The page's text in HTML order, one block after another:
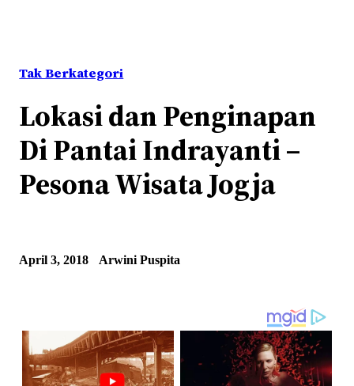
Tak Berkategori
Lokasi dan Penginapan
Di Pantai Indrayanti –
Pesona Wisata Jogja
April 3, 2018 Arwini Puspita